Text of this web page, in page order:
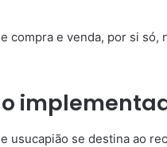
compra e venda, por si
usucapião se destina ao